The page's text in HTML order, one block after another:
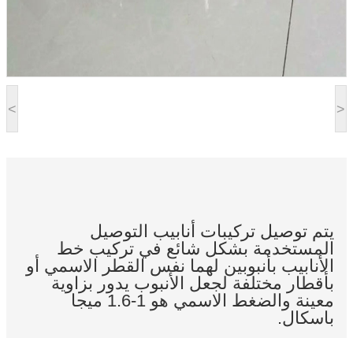
< >
يتم توصيل تركيبات أنابيب التوصيل
المستخدمة بشكل شائع في تركيب خط
الأنابيب بأنبوبين لهما نفس القطر الاسمي أو
بأقطار مختلفة لجعل الأنبوب يدور بزاوية
معينة والضغط الاسمي هو 1-1.6 ميجا
باسكال.